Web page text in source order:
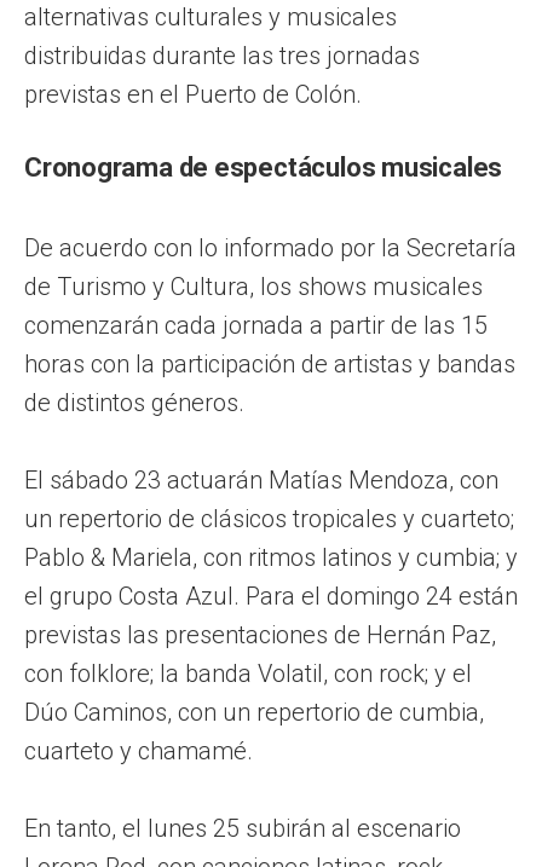
alternativas culturales y musicales
distribuidas durante las tres jornadas
previstas en el Puerto de Colón.
Cronograma de espectáculos musicales
De acuerdo con lo informado por la Secretaría
de Turismo y Cultura, los shows musicales
comenzarán cada jornada a partir de las 15
horas con la participación de artistas y bandas
de distintos géneros.
El sábado 23 actuarán Matías Mendoza, con
un repertorio de clásicos tropicales y cuarteto;
Pablo & Mariela, con ritmos latinos y cumbia; y
el grupo Costa Azul. Para el domingo 24 están
previstas las presentaciones de Hernán Paz,
con folklore; la banda Volatil, con rock; y el
Dúo Caminos, con un repertorio de cumbia,
cuarteto y chamamé.
En tanto, el lunes 25 subirán al escenario